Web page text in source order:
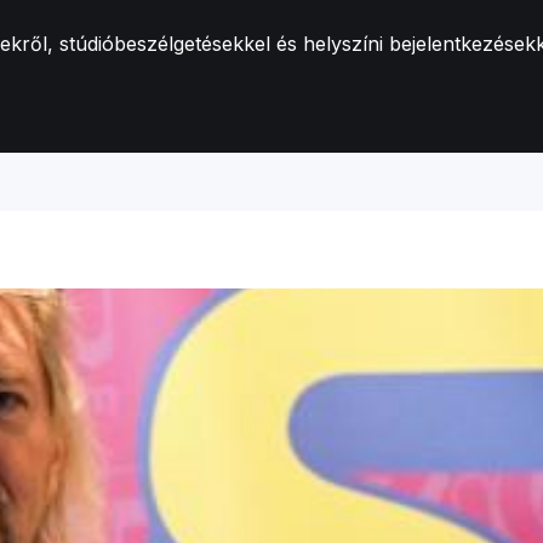
stúdióbeszélgetésekkel és helyszíni